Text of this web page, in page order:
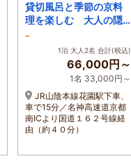
貸切風呂と季節の京料
理を楽しむ 大人の隠
れ家 高雄錦水亭
-
1泊 大人2名 合計(税込)
66,000円～
1名 33,000円～
JR山陰本線花園駅下車、
車で15分／名神高速道京都
南ICより国道１６２号線経
由（約４０分）